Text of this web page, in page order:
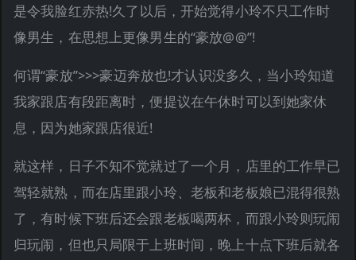
是令我脸红赤热!久了以后，开始觉得小玲不只工作时
像男生，在思想上更像男生的“豪放@@”!
何谓“豪放”>>>豪迈奔放也!才认识没多久，当小玲知道
我家跟店有段距离时，便提议在午休时可以到她家休
息，因为她家跟店很近!
就这样，日子不知不觉就过了一个月，店里的工作早已
驾轻就熟，而在店里跟小玲、老板和老板娘已混得很熟
了，有时候下班后还会跟老板喝两杯，而跟小玲则玩闹
归玩闹，但也只局限于上班时间，晚上十点下班后就各